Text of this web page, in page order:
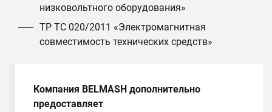
низковольтного оборудования»
ТР ТС 020/2011 «Электромагнитная
совместимость технических средств»
Компания BELMASH дополнительно
предоставляет